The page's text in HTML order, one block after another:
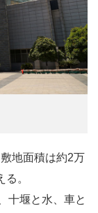
地面積は約2万
。
十堰と水、車と